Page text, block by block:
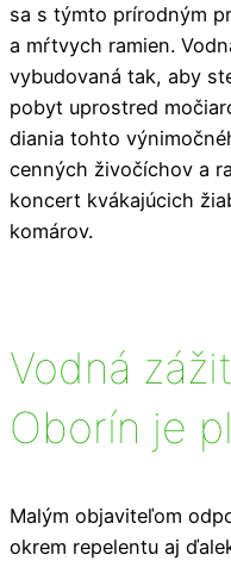
sa s týmto prírodným
a mŕtvych ramien.
vybudovaná tak, aby
pobyt uprostred
diania tohto
cenných živočíchov a
koncert kvákajúcich
komárov.
Vodná
Oborín je
Malým objaviteľom
okrem repelentu aj